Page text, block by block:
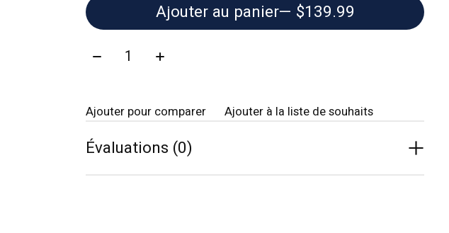
Ajouter au panier
— $139.99
Quantité:
Ajouter pour comparer Ajouter à la liste de souhaits
Évaluations (0)